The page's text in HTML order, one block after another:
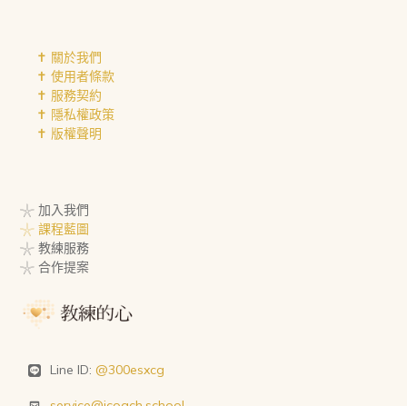
✝︎ 關於我們
✝︎ 使用者條款
✝︎ 服務契約
✝︎ 隱私權政策
✝︎ 版權聲明
𓇼 加入我們
𓇼 課程藍圖
𓇼 教練服務
𓇼 合作提案
Line ID: @300esxcg